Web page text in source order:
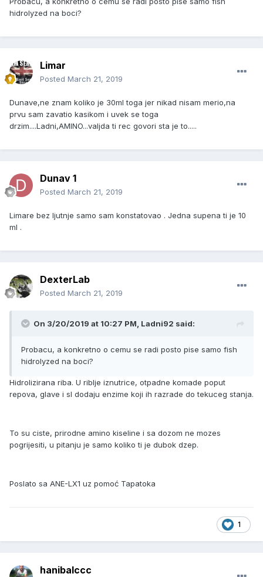
hidrolyzed na boci?
Limar
Posted March 21, 2019
Dunave,ne znam koliko je 30ml toga jer nikad nisam merio,na
prvu sam zavatio kasikom i uvek se toga
drzim....Ladni,AMINO...valjda ti rec govori sta je to.....
Dunav 1
Posted March 21, 2019
Limare bez ljutnje samo sam konstatovao . Jedna supena ti je 10
ml .
DexterLab
Posted March 21, 2019
On 3/20/2019 at 10:27 PM, Ladni92 said:
Probacu, a konkretno o cemu se radi posto pise samo fish
hidrolyzed na boci?
Hidrolizirana riba. U riblje iznutrice, otpadne komade poput
repova, glave i sl dodaju enzime koji ih razrade do tekuceg stanja.
To su ciste, prirodne amino kiseline i sa dozom ne mozes
pogrijesiti, u pitanju je samo koliko ti je dubok dzep.
Poslato sa ANE-LX1 uz pomoć Tapatoka
1
hanibalccc